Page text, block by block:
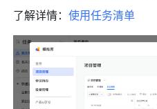
了解详情：使用任务清单